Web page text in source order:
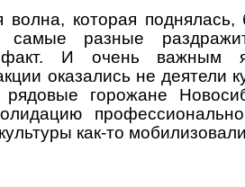
волна, которая поднялась,
самые разные
факт. И очень важным
оказались не деятели
горожане
как-то